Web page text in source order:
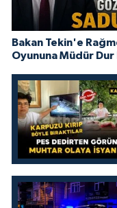
Bakan Tekin'e
Oyununa Müdür Dur